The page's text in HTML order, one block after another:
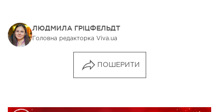
ЛЮДМИЛА ГРІЦФЕЛЬДТ
Головна редакторка Viva.ua
ПОШЕРИТИ